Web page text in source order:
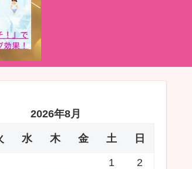
2026年8月
水 木 金 土 日
1
2